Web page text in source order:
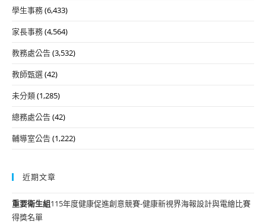
學生事務(6,433)
家長事務(4,564)
教務處公告(3,532)
教師甄選(42)
未分類(1,285)
總務處公告(42)
輔導室公告(1,222)
近期文章
重要衛生組115年度健康促進創意競賽-健康新視界海報設計與電繪比賽
得獎名單